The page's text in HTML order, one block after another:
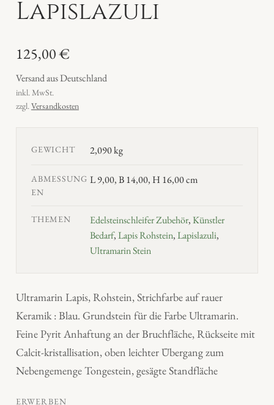
Lapislazuli
125,00€
Versand aus Deutschland
inkl. MwSt.
zzgl.Versandkosten
GEWICHT 2,090 kg
ABMESSUNG
EN
L 9,00, B 14,00, H 16,00 cm
THEMEN Edelsteinschleifer Zubehör,Künstler
Bedarf,Lapis Rohstein,Lapislazuli,
Ultramarin Stein
Ultramarin Lapis, Rohstein, Strichfarbe auf rauer
Keramik : Blau. Grundstein für die Farbe Ultramarin.
Feine Pyrit Anhaftung an der Bruchfläche, Rückseite mit
Calcit-kristallisation, oben leichter Übergang zum
Nebengemenge Tongestein, gesägte Standfläche
ERWERBEN